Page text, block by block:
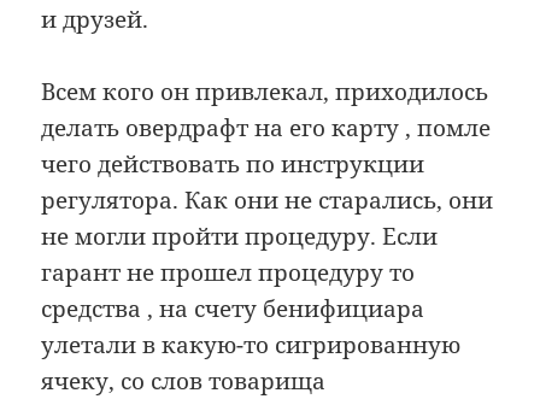
и друзей.
Всем кого он привлекал, приходилось
делать овердрафт на его карту , помле
чего действовать по инструкции
регулятора. Как они не старались, они
не могли пройти процедуру. Если
гарант не прошел процедуру то
средства , на счету бенифициара
улетали в какую-то сигрированную
ячеку, со слов товарища